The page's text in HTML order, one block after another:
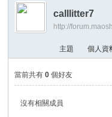
›
calllitter7
http://
主題 個人資
當前共有0 個好友
沒有相關成員